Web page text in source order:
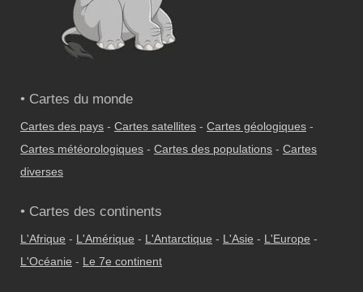
• Cartes du monde
Cartes des pays - Cartes satellites - Cartes géologiques -
Cartes météorologiques - Cartes des populations - Cartes
diverses
• Cartes des continents
L'Afrique - L'Amérique - L'Antarctique - L'Asie - L'Europe -
L'Océanie - Le 7e continent